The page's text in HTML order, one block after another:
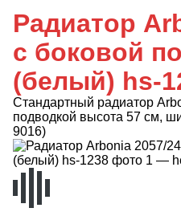
Радиатор
с боковой
(белый) hs-
Стандартный радиатор
подводкой высота 57 см,
9016)